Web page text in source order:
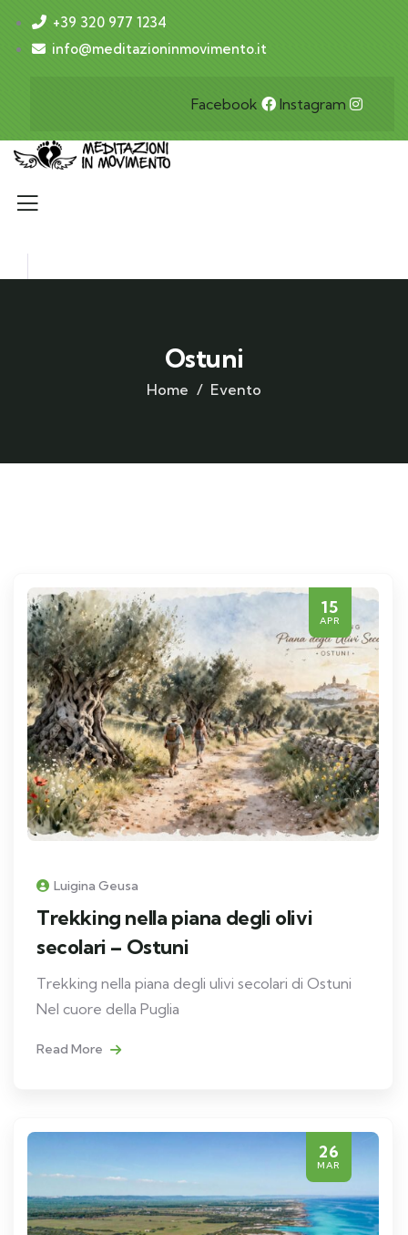
+39 320 977 1234
info@meditazioninmovimento.it
Facebook Instagram
Ostuni
Home Evento
15
APR
Luigina Geusa
Trekking nella piana degli olivi
secolari – Ostuni
Trekking nella piana degli ulivi secolari di Ostuni
Nel cuore della Puglia
Read More
26
MAR